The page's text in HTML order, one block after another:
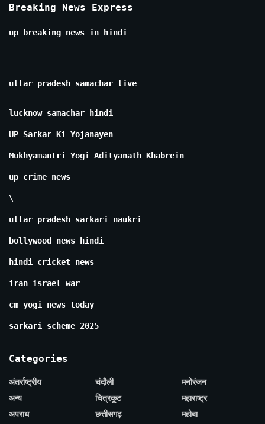
Breaking News Express
up breaking news in hindi
uttar pradesh samachar live
lucknow samachar hindi
UP Sarkar Ki Yojanayen
Mukhyamantri Yogi Adityanath Khabrein
up crime news
\
uttar pradesh sarkari naukri
bollywood news hindi
hindi cricket news
iran israel war
cm yogi news today
sarkari scheme 2025
Categories
अंतर्राष्ट्रीय
अन्य
अपराध
चंदौली
चित्रकूट
छत्तीसगढ़
मनोरंजन
महाराष्ट्र
महोबा